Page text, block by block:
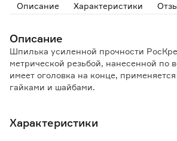
Описание Характеристики
Описание
Шпилька усиленной прочности
метрической резьбой, нанесенной по
имеет оголовка на конце,
гайками и шайбами.
сопротивлению динамическим и
Характеристики